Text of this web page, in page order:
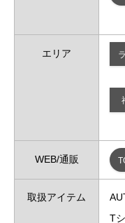
エリア
WEB/通販
取扱アイテム
T